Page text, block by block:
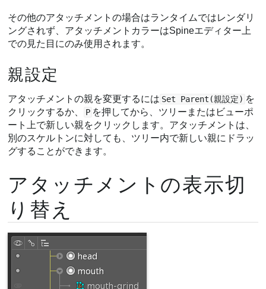
その他のアタッチメントの場合はランタイムではレンダリ
ングされず、アタッチメントカラーはSpineエディター上
での見た目にのみ使用されます。
親設定
アタッチメントの親を変更するには Set Parent(親設定) を
クリックするか、
P を押してから、ツリーまたはビューポ
ート上で新しい親をクリックします。アタッチメントは、
別のスケルトンに対しても、ツリー内で新しい親にドラッ
グすることができます。
アタッチメントの表示切
り替え